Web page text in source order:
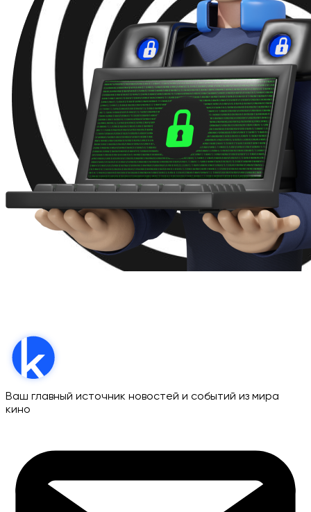
Ваш главный источник новостей и событий из мира
кино